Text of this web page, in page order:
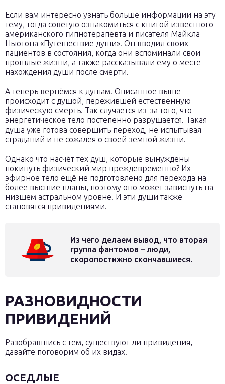
Если вам интересно узнать больше информации на эту
тему, тогда советую ознакомиться с книгой известного
американского гипнотерапевта и писателя Майкла
Ньютона «Путешествие души». Он вводил своих
пациентов в состояния, когда они вспоминали свои
прошлые жизни, а также рассказывали ему о месте
нахождения души после смерти.
А теперь вернёмся к душам. Описанное выше
происходит с душой, пережившей естественную
физическую смерть. Так случается из-за того, что
энергетическое тело постепенно разрушается. Такая
душа уже готова совершить переход, не испытывая
страданий и не сожалея о своей земной жизни.
Однако что насчёт тех душ, которые вынуждены
покинуть физический мир преждевременно? Их
эфирное тело ещё не подготовлено для перехода на
более высшие планы, поэтому оно может зависнуть на
низшем астральном уровне. И эти души также
становятся привидениями.
Из чего делаем вывод, что вторая
группа фантомов – люди,
скоропостижно скончавшиеся.
РАЗНОВИДНОСТИ
ПРИВИДЕНИЙ
Разобравшись с тем, существуют ли привидения,
давайте поговорим об их видах.
ОСЕДЛЫЕ